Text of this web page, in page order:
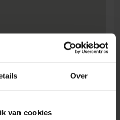
Over
van cookies